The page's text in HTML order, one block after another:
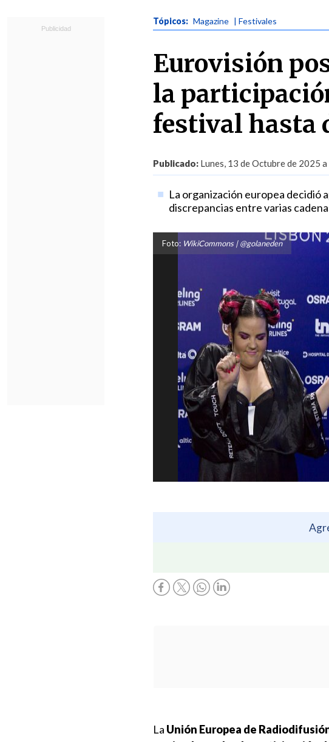
Tópicos: Magazine | Festivales
Eurovisión
la
festival hasta
Publicado: Lunes, 13 de Octubre de 2025
La organización europea decidió
discrepancias entre varias
Foto: WikiCommons | @golaneden
La Unión Europea de